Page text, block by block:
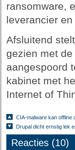
ransomware,
leverancier en
Afsluitend
gezien met
aangespoord
kabinet met
Internet of
CIA-malware kan offline
Drupal dicht ernstig lek
Reacties (10)